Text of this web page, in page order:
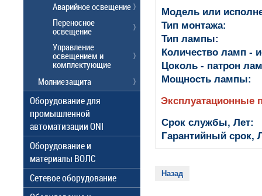
Модель или
Тип монтажа:
Тип лампы:
Количество ламп -
Цоколь - патрон
Мощность лампы:
Эксплуатационные
Срок службы, Лет:
Гарантийный срок,
Назад
Аварийное освещение
Переносное
освещение
Управление
освещением и
комплектующие
Молниезащита
Оборудование для
промышленной
автоматизации ONI
Оборудование и
материалы ВОЛС
Сетевое оборудование